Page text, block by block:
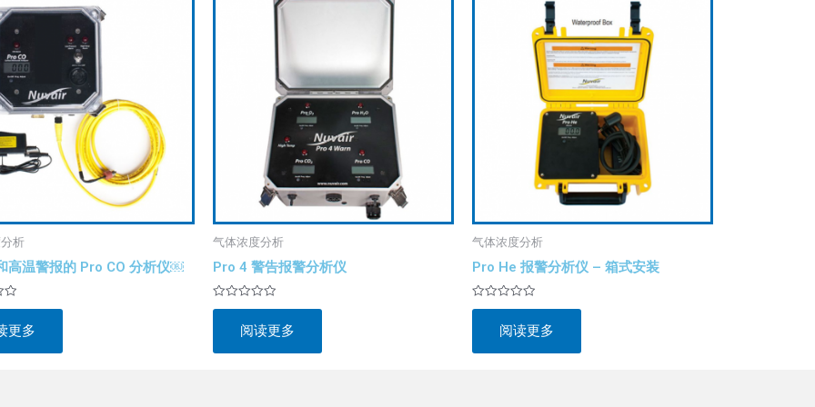
析
高温警报的 Pro CO 分析仪￼
更多
气体浓度分析
Pro 4 警告报警分析仪
评
&sol;
5
阅读更多
气体浓度分析
Pro He 报警分析仪 – 箱式安装
评
&sol;
5
阅读更多